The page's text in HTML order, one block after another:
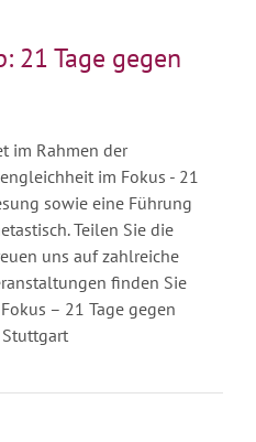
21 Tage gegen
im Rahmen der
im Fokus - 21
sowie eine Führung
Teilen Sie die
uns auf zahlreiche
finden Sie
– 21 Tage gegen